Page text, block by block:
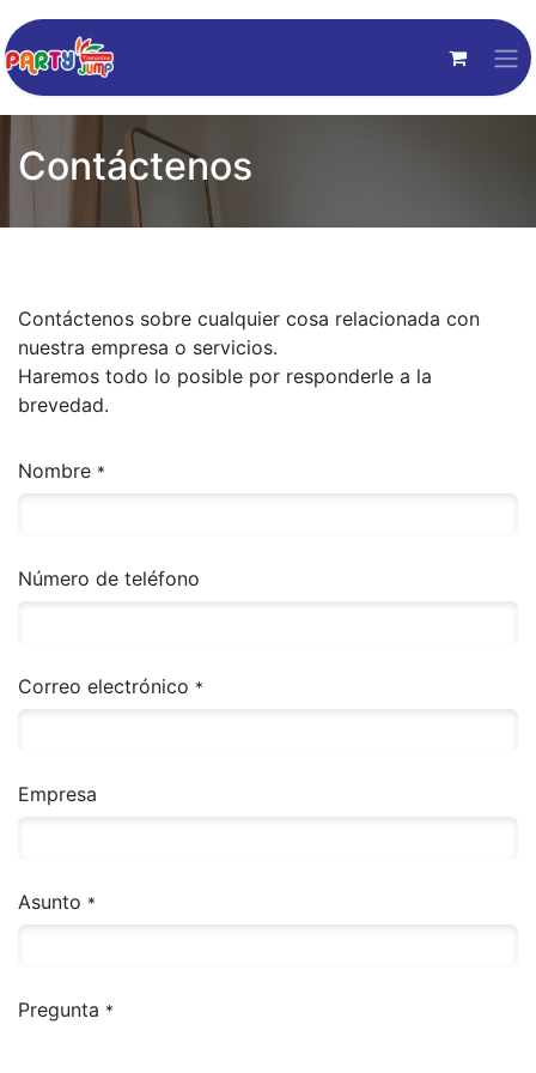
Contáctenos
Contáctenos sobre cualquier cosa relacionada con
nuestra empresa o servicios.
Haremos todo lo posible por responderle a la
brevedad.
Nombre *
Número de teléfono
Correo electrónico *
Empresa
Asunto *
Pregunta *